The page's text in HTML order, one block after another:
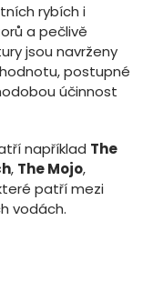
rybích i
a pečlivě
jsou navrženy
postupné
účinnost
například The
, The Mojo,
patří mezi
vodách.